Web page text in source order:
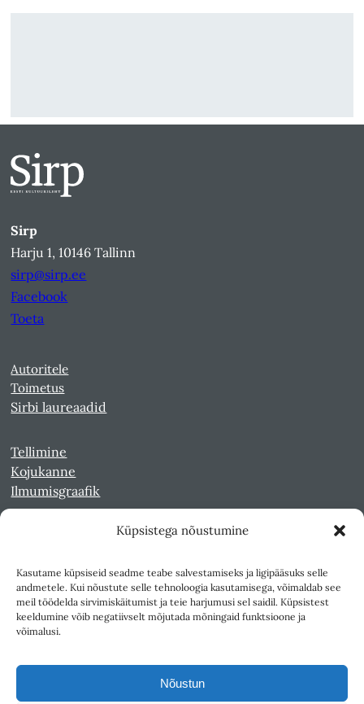
Küpsistega nõustumine
Kasutame küpsiseid seadme teabe salvestamiseks ja ligipääsuks selle
andmetele. Kui nõustute selle tehnoloogia kasutamisega, võimaldab see
meil töödelda sirvimiskäitumist ja teie harjumusi sel saidil. Küpsistest
keeldumine võib negatiivselt mõjutada mõningaid funktsioone ja
võimalusi.
Nõustun
Sirp
Harju 1, 10146 Tallinn
sirp@sirp.ee
Facebook
Toeta
Autoritele
Toimetus
Sirbi laureaadid
Tellimine
Kojukanne
Ilmumisgraafik
Kultuurileht 1994-1997
Reede 1989-1990
Sirp ja Vasar 1940-1989
Teksti- ja andmekaeve